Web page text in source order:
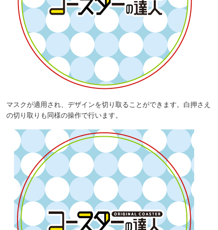
マスクが適用され、デザインを切り取ることができます。白押さえ
の切り取りも同様の操作で行います。